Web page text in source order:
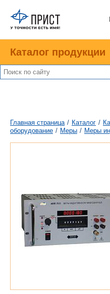
Каталог продукции
Главная страница / Каталог /
оборудование / Меры / Меры